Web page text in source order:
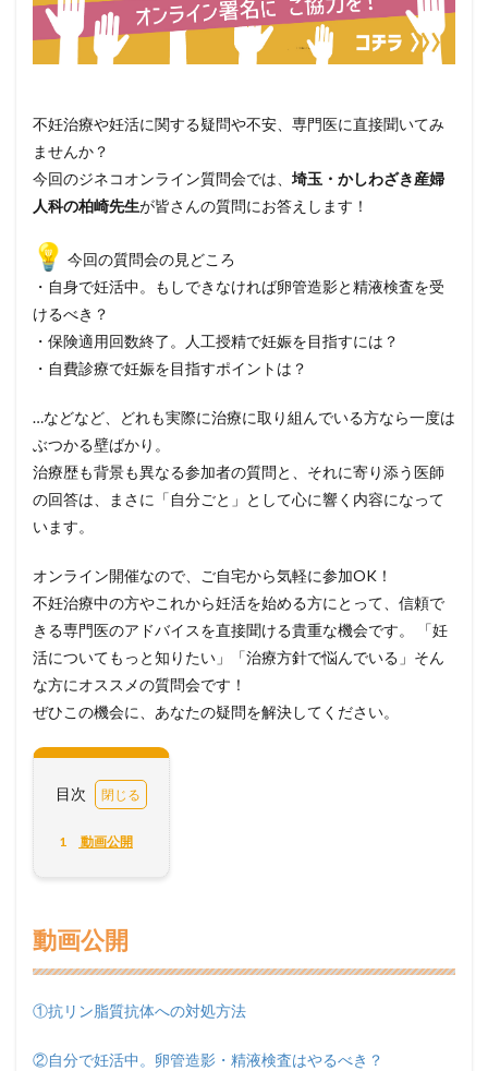
不妊治療や妊活に関する疑問や不安、 専門医に直接聞いてみ
ませんか？
今回のジネコオンライン質問会では、 埼玉・ かしわざき産婦
人科の柏崎先生が皆さんの質問にお答えします！
今回の質問会の見どころ
・自身で妊活中。
もしできなければ卵管造影と精液検査を受
けるべき？
・保険適用回数終了。人工授精で妊娠を目指すには？
・自費診療で妊娠を目指すポイントは？
…などなど、
どれも実際に治療に取り組んでいる方なら一度は
ぶつかる壁ばかり 。
治療歴も背景も異なる参加者の質問と、 それに寄り添う医師
の回答は、まさに「自分ごと」 として心に響く内容になって
います。
オンライン開催なので、ご自宅から気軽に参加OK！
不妊治療中の方やこれから妊活を始める方にとって、 信頼で
きる専門医のアドバイスを直接聞ける貴重な機会です。 「妊
活についてもっと知りたい」「治療方針で悩んでいる」 そん
な方にオススメの質問会です！
ぜひこの機会に、あなたの疑問を解決してください。
目次
1 動画公開
動画公開
①抗リン脂質抗体への対処方法
②自分で妊活中。卵管造影・精液検査はやるべき？